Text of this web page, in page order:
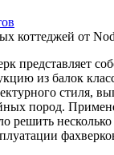
коттеджей от
представляет
из балок
стиля,
пород.
решить несколько